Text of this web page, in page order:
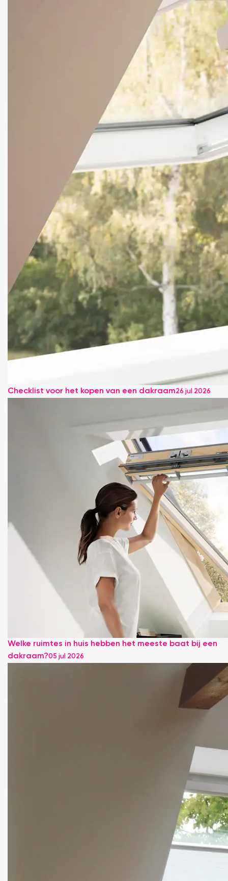
Checklist voor het kopen van een dakraam26 jul 2026
Welke ruimtes in huis hebben het meeste baat bij een
dakraam?05 jul 2026